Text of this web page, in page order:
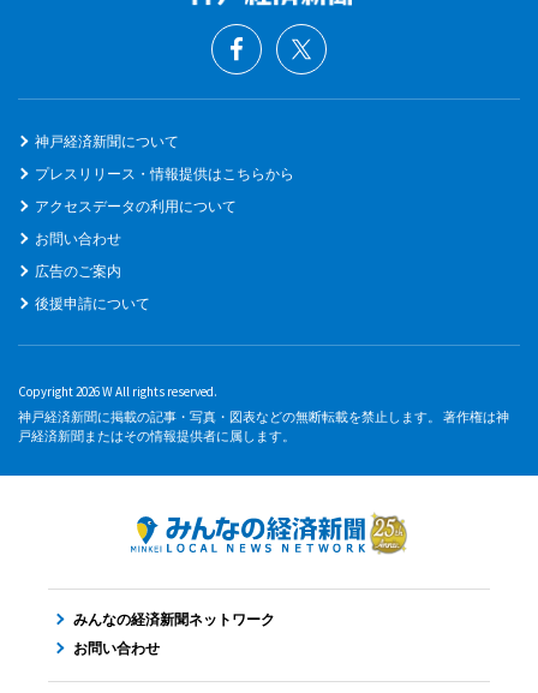
神戸経済新聞について
プレスリリース・情報提供はこちらから
アクセスデータの利用について
お問い合わせ
広告のご案内
後援申請について
Copyright 2026 W All rights reserved.
神戸経済新聞に掲載の記事・写真・図表などの無断転載を禁止します。 著作権は神
戸経済新聞またはその情報提供者に属します。
みんなの経済新聞ネットワーク
お問い合わせ